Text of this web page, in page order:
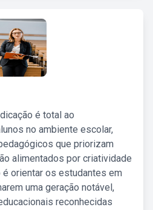
é total ao
no ambiente escolar,
que priorizam
alimentados por criatividade
orientar os estudantes em
uma geração notável,
reconhecidas